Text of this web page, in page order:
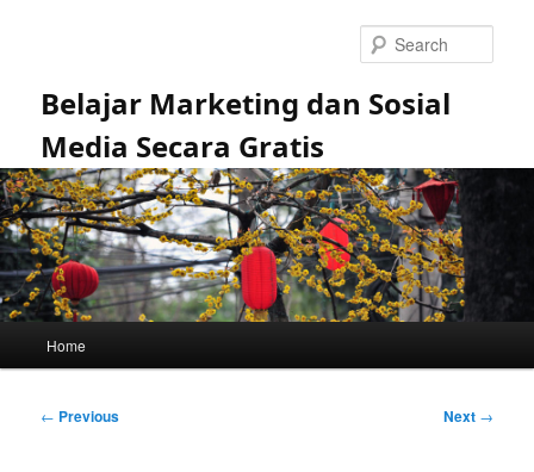
Belajar Marketing dan Sosial
Media Secara Gratis
Home
Post
← Previous Next →